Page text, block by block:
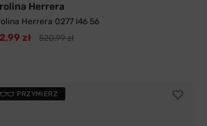
Herrera
Herrera 0277 I46 56
zł 520,99 zł
PRZYMIERZ